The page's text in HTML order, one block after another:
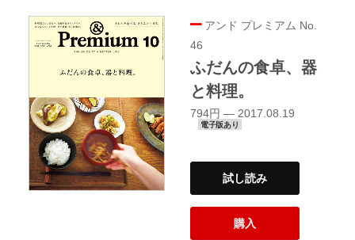
アンド プレミアム No.
46
ふだんの食卓、器
と料理。
794円 — 2017.08.19
電子版あり
試し読み
購入